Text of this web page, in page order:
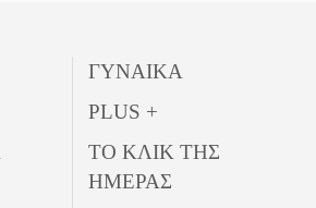
ΓΥΝΑΙΚΑ
PLUS +
ΤΟ ΚΛΙΚ ΤΗΣ
ΗΜΕΡΑΣ